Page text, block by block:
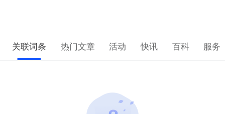
关联词条 热门文章 活动 快讯 百科 服务